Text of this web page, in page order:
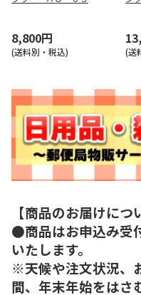
8,800円
(送料別・税込) (送
【商品のお届けにつ
●商品はお申込み受
いたします。
※天候や注文状況、
間、年末年始をはさ